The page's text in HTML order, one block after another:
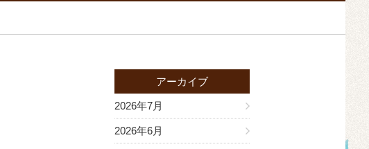
アーカイブ
2026年7月
2026年6月